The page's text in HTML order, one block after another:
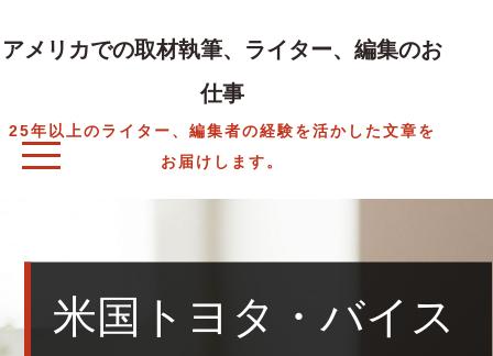
content
アメリカでの取材執筆、ライター、編集のお
仕事
25年以上のライター、編集者の経験を活かした文章を
お届けします。
米国トヨタ・バイス